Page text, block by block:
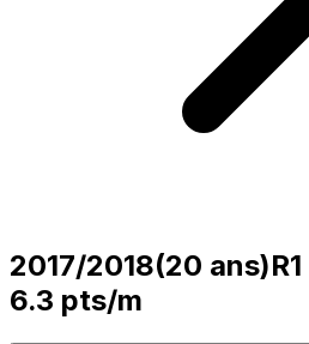
2017/2018(20 ans)R1
6.3 pts/m